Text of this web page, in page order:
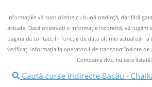
Nu a circulat?
Semnalați aici 3 comentarii
NOU!Pune poze din călătoria ta⤣
00:30 Bacău Parcare stadion
BG4-
Afiseaza itinerariu
Informaţiile vă sunt oferite cu bună credinţă, dar fără
actuale. Dacă observați o informaţie incorectă, vă rugăm
pagina de contact. În funcție de data ultimei actualizări a
verificaţi informaţia la operatorul de transport înainte de
Compania dvs. nu este
Caută curse indirecte Bacău -